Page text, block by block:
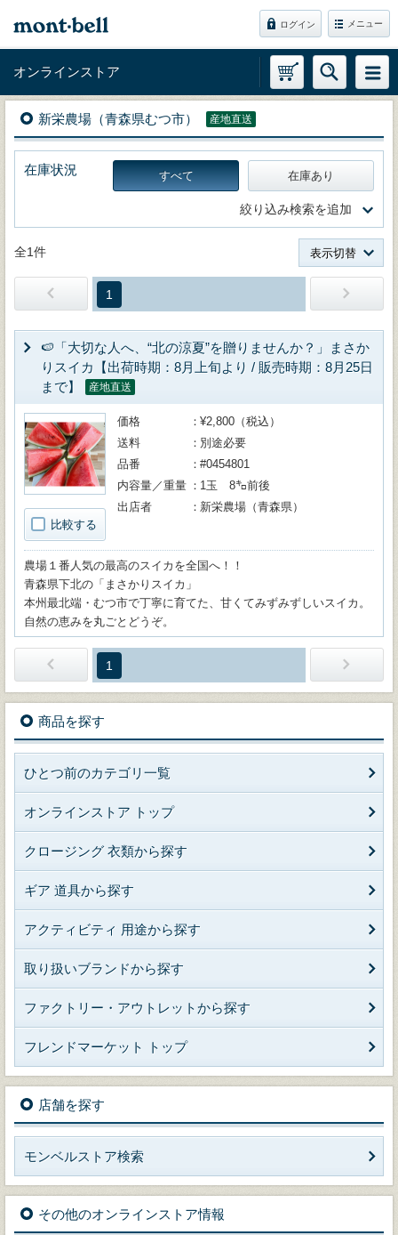
ログイン メニュー
オンラインストア
新栄農場（青森県むつ市） 産地直送
在庫状況 すべて 在庫あり
絞り込み検索を追加
全1件 表示切替
1
🍉「大切な人へ、“北の涼夏”を贈りませんか？」まさか
りスイカ【出荷時期：8月上旬より / 販売時期：8月25日
まで】
産地直送
比較する
価格
¥2,800（税込）
送料
別途必要
品番
#0454801
内容量／重量
1玉 8㌔前後
出店者
新栄農場（青森県）
農場１番人気の最高のスイカを全国へ！！
青森県下北の「まさかりスイカ」
本州最北端・むつ市で丁寧に育てた、甘くてみずみずしいスイカ。
自然の恵みを丸ごとどうぞ。
1
商品を探す
ひとつ前のカテゴリ一覧
オンラインストア トップ
クロージング 衣類から探す
ギア 道具から探す
アクティビティ 用途から探す
取り扱いブランドから探す
ファクトリー・アウトレットから探す
フレンドマーケット トップ
店舗を探す
モンベルストア検索
その他のオンラインストア情報